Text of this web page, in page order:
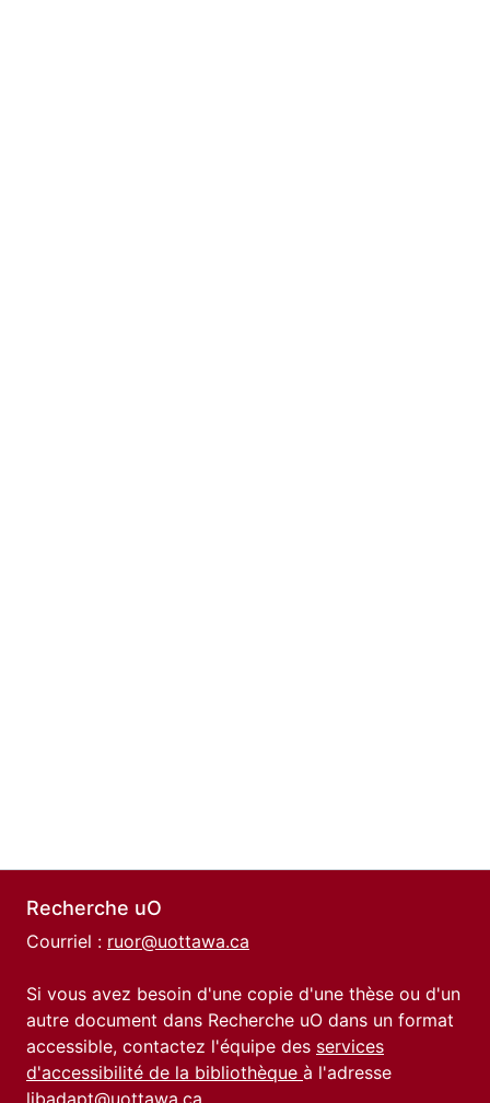
Recherche uO
Courriel : ruor@uottawa.ca
Si vous avez besoin d'une copie d'une thèse ou d'un
autre document dans Recherche uO dans un format
accessible, contactez l'équipe des services
d'accessibilité de la bibliothèque à l'adresse
libadapt@uottawa.ca